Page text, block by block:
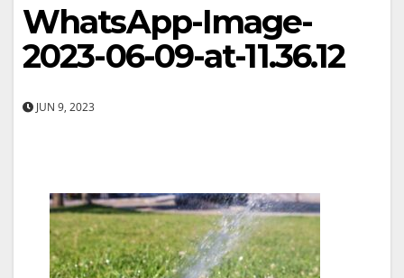
WhatsApp-Image-
2023-06-09-at-11.36.12
JUN 9, 2023